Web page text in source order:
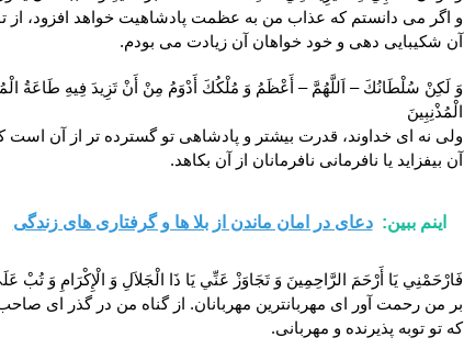
و اگر مى ‏دانستم كه عذاب من به عظمت پادشاهيت خواهد افزود، از
آن شكيبايى دهى و خود خواهان آن زيادت مى ‏بودم.
وَ لَكِنْ سُلْطَانُكَ – اَللَّهُمَّ – أَعْظَمُ وَ مُلْكُكَ أَدْوَمُ مِنْ أَنْ تَزِيدَ فِيهِ طَاعَةُ
الْمُذْنِبِينَ‏
ولى نه اى خداوند، قدرت بيشتر و پادشاهى تو گسترده ‏تر از آن است كه
آن بيفزايد يا نافرمانى نافرمانان از آن بكاهد.
اینم ببین: دعای در امان ماندن از بلا ها و گرفتاری های زندگی
فَارْحَمْنِي يَا أَرْحَمَ الرَّاحِمِينَ وَ تَجَاوَزْ عَنِّي يَا ذَا الْجَلاَلِ وَ الْإِكْرَامِ وَ تُبْ
بر من رحمت آور اى مهربان‏ترين مهربانان. از گناه من در گذر اى صاحب
كه تو توبه پذيرنده و مهربانى.